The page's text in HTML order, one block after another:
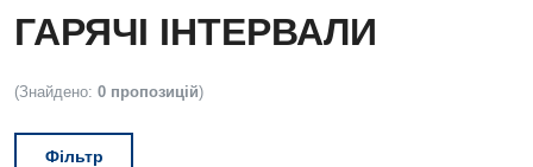
ГАРЯЧІ ІНТЕРВАЛИ
(Знайдено: 0 пропозицій)
Фільтр